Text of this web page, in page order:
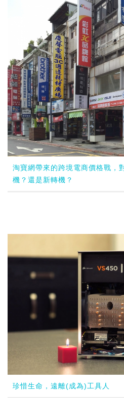
淘寶網帶來的跨境電商價格戰，
機？還是新轉機？
珍惜生命，遠離(成為)工具人